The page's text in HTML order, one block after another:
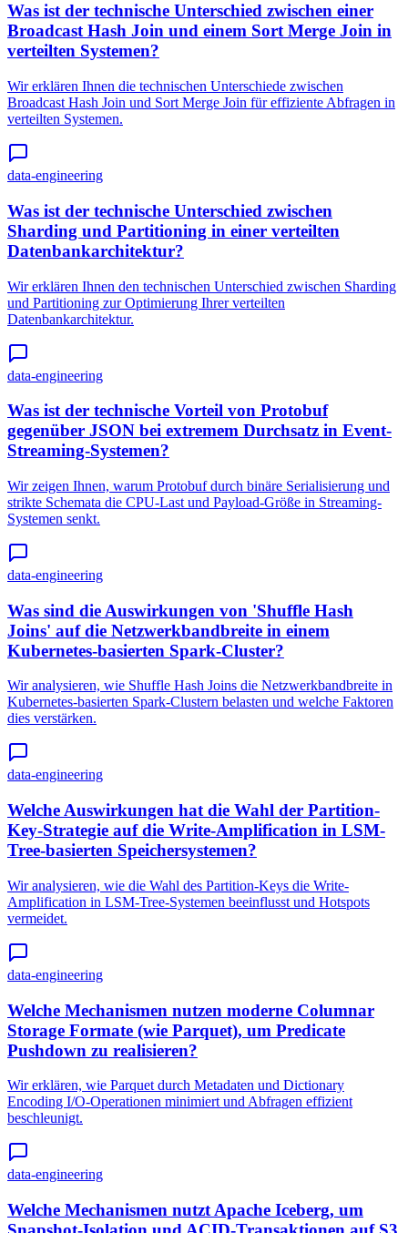
Was ist der technische Unterschied zwischen einer
Broadcast Hash Join und einem Sort Merge Join in
verteilten Systemen?
Wir erklären Ihnen die technischen Unterschiede zwischen
Broadcast Hash Join und Sort Merge Join für effiziente Abfragen in
verteilten Systemen.
data-engineering
Was ist der technische Unterschied zwischen
Sharding und Partitioning in einer verteilten
Datenbankarchitektur?
Wir erklären Ihnen den technischen Unterschied zwischen Sharding
und Partitioning zur Optimierung Ihrer verteilten
Datenbankarchitektur.
data-engineering
Was ist der technische Vorteil von Protobuf
gegenüber JSON bei extremem Durchsatz in Event-
Streaming-Systemen?
Wir zeigen Ihnen, warum Protobuf durch binäre Serialisierung und
strikte Schemata die CPU-Last und Payload-Größe in Streaming-
Systemen senkt.
data-engineering
Was sind die Auswirkungen von 'Shuffle Hash
Joins' auf die Netzwerkbandbreite in einem
Kubernetes-basierten Spark-Cluster?
Wir analysieren, wie Shuffle Hash Joins die Netzwerkbandbreite in
Kubernetes-basierten Spark-Clustern belasten und welche Faktoren
dies verstärken.
data-engineering
Welche Auswirkungen hat die Wahl der Partition-
Key-Strategie auf die Write-Amplification in LSM-
Tree-basierten Speichersystemen?
Wir analysieren, wie die Wahl des Partition-Keys die Write-
Amplification in LSM-Tree-Systemen beeinflusst und Hotspots
vermeidet.
data-engineering
Welche Mechanismen nutzen moderne Columnar
Storage Formate (wie Parquet), um Predicate
Pushdown zu realisieren?
Wir erklären, wie Parquet durch Metadaten und Dictionary
Encoding I/O-Operationen minimiert und Abfragen effizient
beschleunigt.
data-engineering
Welche Mechanismen nutzt Apache Iceberg, um